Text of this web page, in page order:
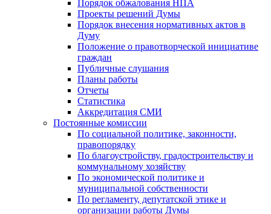
Порядок обжалования НПА
Проекты решений Думы
Порядок внесения нормативных актов в
Думу
Положение о правотворческой инициативе
граждан
Публичные слушания
Планы работы
Отчеты
Статистика
Аккредитация СМИ
Постоянные комиссии
По социальной политике, законности,
правопорядку
По благоустройству, градостроительству и
коммунальному хозяйству
По экономической политике и
муниципальной собственности
По регламенту, депутатской этике и
организации работы Думы